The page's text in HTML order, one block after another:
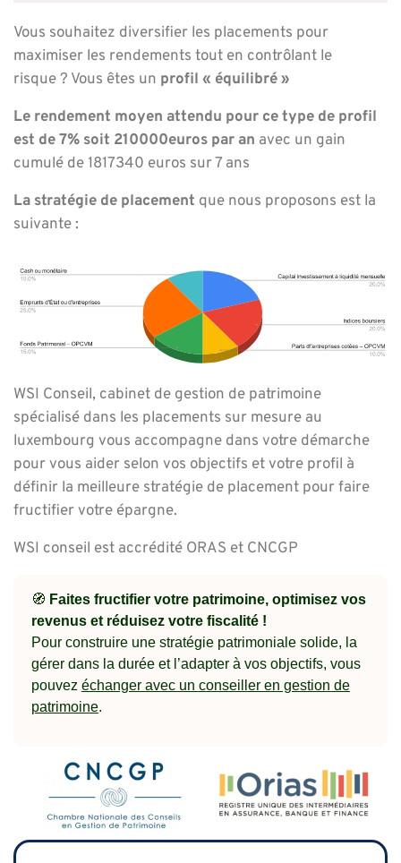
Vous souhaitez diversifier les placements pour
maximiser les rendements tout en contrôlant le
risque ? Vous êtes un profil « équilibré »
Le rendement moyen attendu pour ce type de profil
est de 7% soit 210000euros par an avec un gain
cumulé de 1817340 euros sur 7 ans
La stratégie de placement que nous proposons est la
suivante :
WSI Conseil, cabinet de gestion de patrimoine
spécialisé dans les placements sur mesure au
luxembourg vous accompagne dans votre démarche
pour vous aider selon vos objectifs et votre profil à
définir la meilleure stratégie de placement pour faire
fructifier votre épargne.
WSI conseil est accrédité ORAS et CNCGP
🧭 Faites fructifier votre patrimoine, optimisez vos
revenus et réduisez votre fiscalité !
Pour construire une stratégie patrimoniale solide, la
gérer dans la durée et l’adapter à vos objectifs, vous
pouvez échanger avec un conseiller en gestion de
patrimoine.